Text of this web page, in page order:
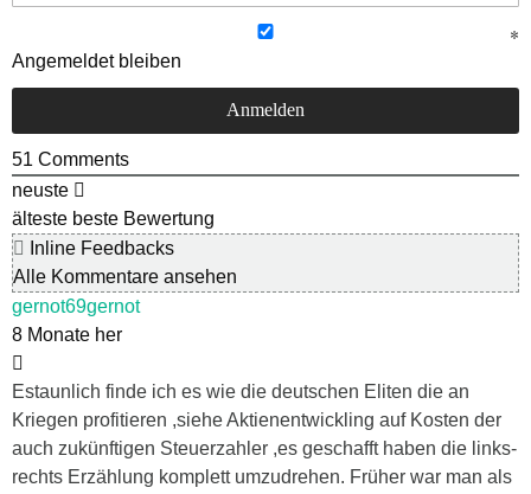
Angemeldet bleiben
51 Comments
neuste
älteste beste Bewertung
Inline Feedbacks
Alle Kommentare ansehen
gernot69gernot
8 Monate her
Estaunlich finde ich es wie die deutschen Eliten die an
Kriegen profitieren ,siehe Aktienentwickling auf Kosten der
auch zukünftigen Steuerzahler ,es geschafft haben die links-
rechts Erzählung komplett umzudrehen. Früher war man als